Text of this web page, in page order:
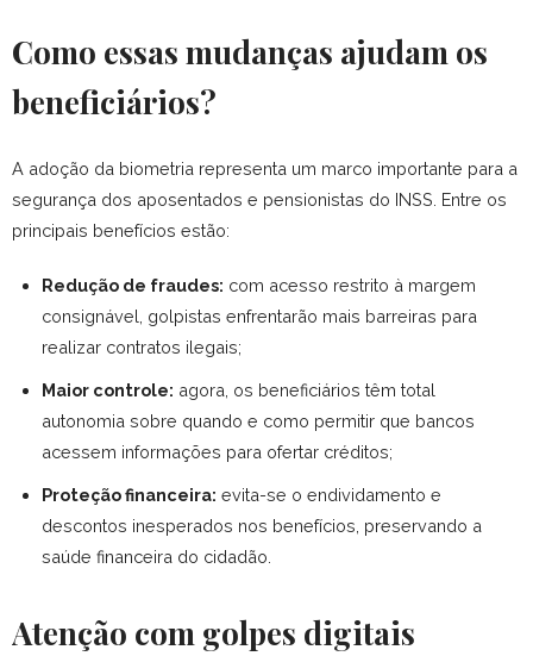
Como essas mudanças ajudam os
beneficiários?
A adoção da biometria representa um marco importante para a
segurança dos aposentados e pensionistas do INSS. Entre os
principais benefícios estão:
Redução de fraudes: com acesso restrito à margem
consignável, golpistas enfrentarão mais barreiras para
realizar contratos ilegais;
Maior controle: agora, os beneficiários têm total
autonomia sobre quando e como permitir que bancos
acessem informações para ofertar créditos;
Proteção financeira: evita-se o endividamento e
descontos inesperados nos benefícios, preservando a
saúde financeira do cidadão.
Atenção com golpes digitais